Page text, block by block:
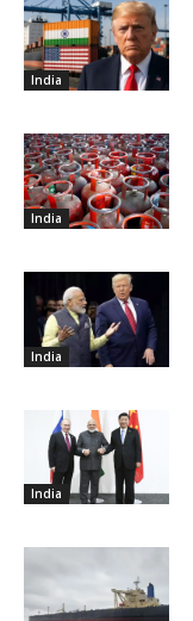
India
India
India
India